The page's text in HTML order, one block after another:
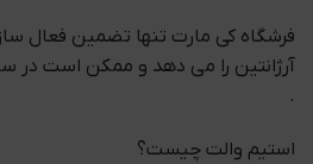
فرشگاه کی مارت تنها تضمین فعال
آرژانتین را می دهد و ممکن است در
.
استیم والت چیست؟